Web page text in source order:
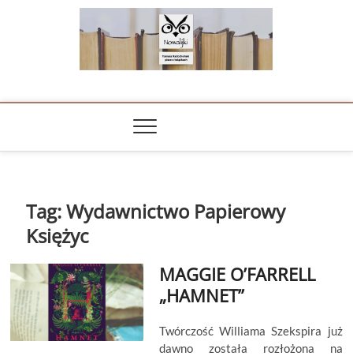
NOWALIJKI
Tag:Wydawnictwo Papierowy
Księżyc
MAGGIE O’FARRELL
„HAMNET”
Twórczość Williama Szekspira już
dawno została rozłożona na